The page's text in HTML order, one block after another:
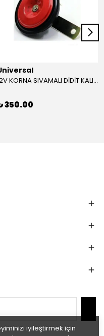
iyileştirmek için
12V KORNA SIVAMALI DİDİT KALIN SESLİ (KIRMIZI)
350.00